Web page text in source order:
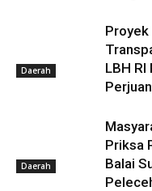
Daerah
Proyek
LBH RI
Daerah
Priksa
Balai